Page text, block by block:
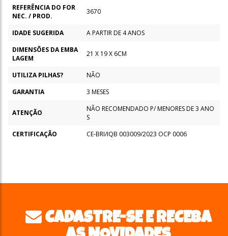
REFERÊNCIA DO FOR
NEC. / PROD.
3670
IDADE SUGERIDA
A PARTIR DE 4 ANOS
DIMENSÕES DA EMBA
LAGEM
21 X 19 X 6CM
UTILIZA PILHAS?
NÃO
GARANTIA
3 MESES
ATENÇÃO
NÃO RECOMENDADO P/ MENORES DE 3 ANO
S
CERTIFICAÇÃO
CE-BRI/IQB 003009/2023 OCP 0006
CADASTRE-SE E RECEBA